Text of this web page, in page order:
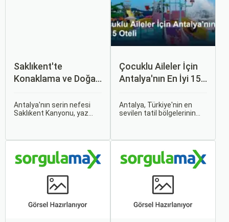
Saklıkent'te
Konaklama ve Doğa
Antalya'nın serin nefesi
Saklıkent Kanyonu, yaz
uzun kanyonlarından biri
olan Saklıkent, dik kaya
duvarları arasından akan
dağ suyu, gölgeli yürüyüş
patikaları ve adrenalin dolu
aktiviteleriyle tam bir doğa
kaçamağı sunar.
Çocuklu Aileler İçin
Antalya'nın En İyi 15
Antalya, Türkiye'nin en
sevilen tatil bölgelerinin
rehberde, ailecek huzurlu
ve keyifli bir tatil
geçirmenizi sağlayacak en
iyi antalya çocuklu aile
oteli seçeneklerini bir
araya getirdik.